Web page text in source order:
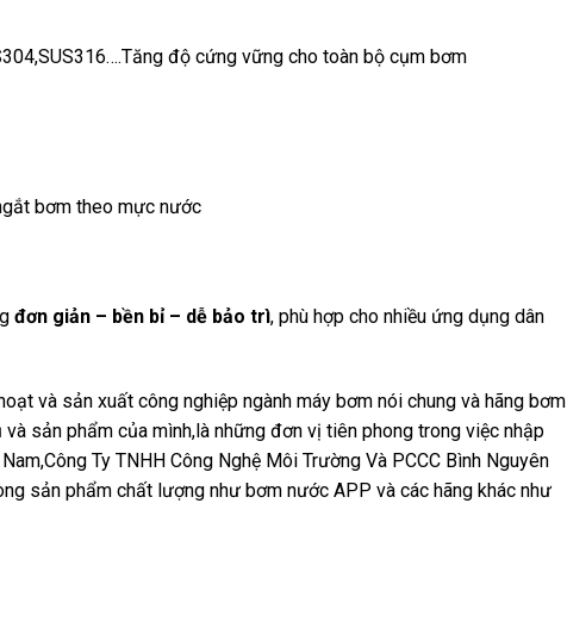
độ cứng vững cho toàn bộ cụm bơm
bơm theo mực nước
đơn giản – bền bỉ – dễ bảo trì, phù hợp cho nhiều ứng dụng dân
và sản xuất công nghiệp ngành máy bơm nói chung và hãng bơm
sản phẩm của mình,là những đơn vị tiên phong trong việc nhập
Ty TNHH Công Nghệ Môi Trường Và PCCC Bình Nguyên
sản phẩm chất lượng như bơm nước APP và các hãng khác như